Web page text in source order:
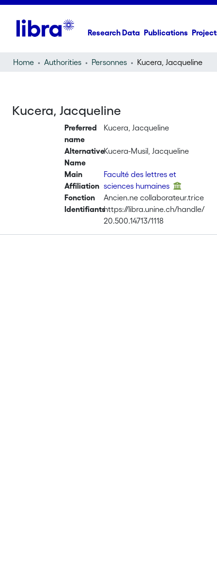
Research Data Publications
Home Authorities Personnes Kucera, Jacqueline
Kucera, Jacqueline
Preferred
name
Kucera, Jacqueline
Alternative
Name
Kucera-Musil, Jacqueline
Main
Affiliation
Faculté des lettres et
sciences humaines
Fonction
Ancien.ne collaborateur.trice
Identifiantshttps://libra.unine.ch/handle/
20.500.14713/1118